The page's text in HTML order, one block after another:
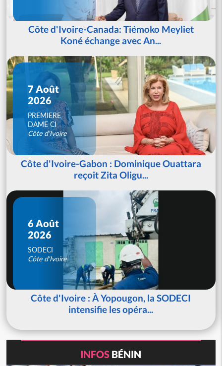
Côte d'Ivoire-Canada: Tiémoko Meyliet
Koné échange avec An...
7 Août
2026
PREMIERE
DAME CI
Côte d'Ivoire
Côte d'Ivoire-Gabon : Dominique Ouattara
reçoit Zita Oligu...
6 Août
2026
SODECI
Côte d'Ivoire
Côte d'Ivoire : À Yopougon, la SODECI
intensifie les opéra...
INFOS BÉNIN